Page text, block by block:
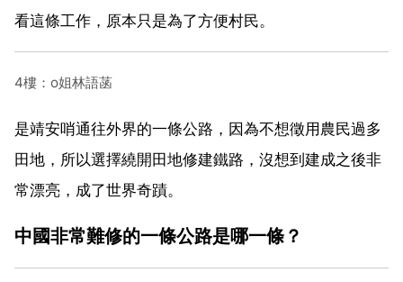
看這條工作，原本只是為了方便村民。
4樓：o姐林語菡
是靖安哨通往外界的一條公路，因為不想徵用農民過多
田地，所以選擇繞開田地修建鐵路，沒想到建成之後非
常漂亮，成了世界奇蹟。
中國非常難修的一條公路是哪一條？